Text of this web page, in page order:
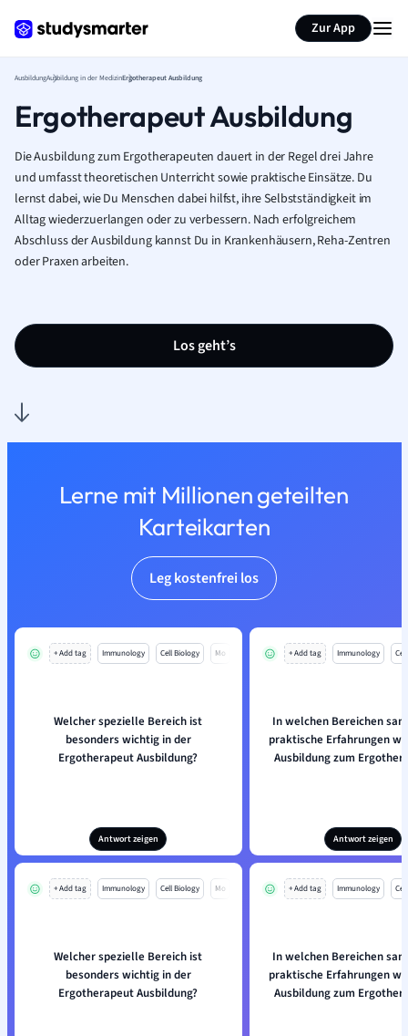
Zur App
AusbildungAusbildung in der MedizinErgotherapeut Ausbildung
Ergotherapeut Ausbildung
Die Ausbildung zum Ergotherapeuten dauert in der Regel drei Jahre
und umfasst theoretischen Unterricht sowie praktische Einsätze. Du
lernst dabei, wie Du Menschen dabei hilfst, ihre Selbstständigkeit im
Alltag wiederzuerlangen oder zu verbessern. Nach erfolgreichem
Abschluss der Ausbildung kannst Du in Krankenhäusern, Reha-Zentren
oder Praxen arbeiten.
Los geht’s
Lerne mit Millionen geteilten
Karteikarten
Leg kostenfrei los
+ Add tag Immunology Cell Biology Mo
Welcher spezielle Bereich ist
besonders wichtig in der
Ergotherapeut Ausbildung?
Antwort zeigen
+ Add tag Immunology
In welchen Bereichen
praktische Erfahrungen
Ausbildung zum
Antwort zeigen
+ Add tag Immunology Cell Biology Mo
Welcher spezielle Bereich ist
besonders wichtig in der
Ergotherapeut Ausbildung?
+ Add tag Immunology
In welchen Bereichen
praktische Erfahrungen
Ausbildung zum